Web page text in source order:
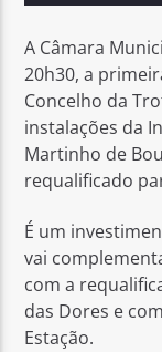
Rádio No ar
A Câmara
20h30, a
Concelho da
instalações da
Martinho de
requalificado
É um
vai
com a
das Dores e
Estação.